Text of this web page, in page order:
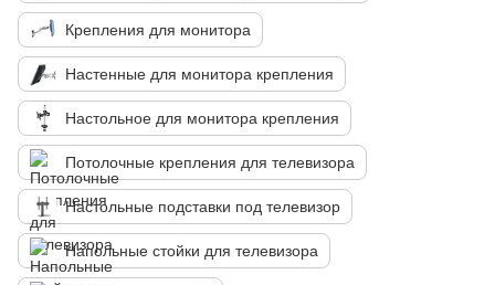
Крепления для монитора
Настенные для монитора крепления
Настольное для монитора крепления
Потолочные крепления для телевизора
Настольные подставки под телевизор
Напольные стойки для телевизора